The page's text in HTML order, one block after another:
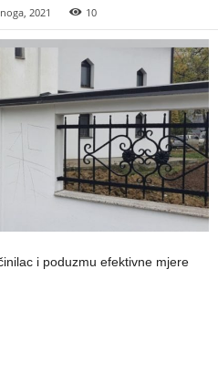
2021 10
i poduzmu efektivne mjere